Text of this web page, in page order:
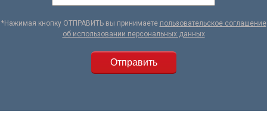
*Нажимая кнопку ОТПРАВИТЬ вы принимаете пользовательское соглашение
об использовании персональных данных